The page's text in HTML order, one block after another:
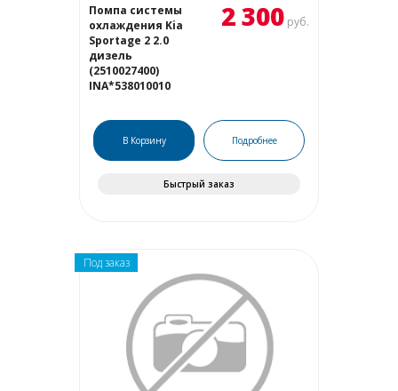
Помпа системы
охлаждения Kia
Sportage 2 2.0
дизель
(2510027400)
INA*538010010
2 300 руб.
В Корзину Подробнее
Быстрый заказ
Под заказ